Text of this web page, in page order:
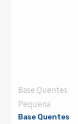
Base Quentes
Pequena
Base Quentes